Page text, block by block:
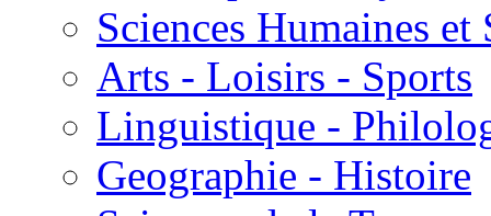
Sciences Humaines et
Arts - Loisirs - Sports
Linguistique -
Geographie - Histoire